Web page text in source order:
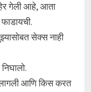
गेली आहे, आता
सेक्स नाही
आणि किस करत